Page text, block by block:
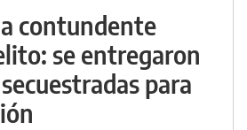
contundente
se entregaron
para